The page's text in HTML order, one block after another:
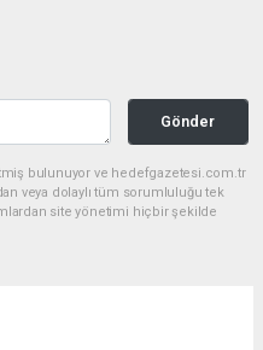
Gönder
bulunuyor ve hedefgazetesi.com.tr
veya dolaylı tüm sorumluluğu tek
site yönetimi hiçbir şekilde